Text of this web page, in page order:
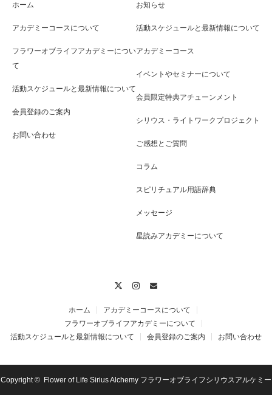
ホーム
アカデミーコースについて
フラワーオブライフアカデミーについ
て
活動スケジュールと最新情報について
会員登録のご案内
お問い合わせ
お知らせ
活動スケジュールと最新情報について
アカデミーコース
イベントやセミナーについて
会員限定特典アチューンメント
シリウス・ライトワークプロジェクト
ご感想とご質問
コラム
スピリチュアル用語辞典
メッセージ
星読みアカデミーについて
ホーム
アカデミーコースについて
フラワーオブライフアカデミーについて
活動スケジュールと最新情報について
会員登録のご案内 お問い合わせ
Copyright © Flower of Life Sirius Alchemy フラワーオブライフシリウスアルケミー